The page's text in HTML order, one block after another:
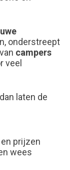
onderstreept
campers
veel
laten de
prijzen
wees